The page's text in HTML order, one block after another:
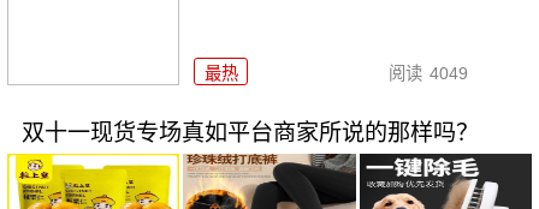
最热 阅读 4049
双十一现货专场真如平台商家所说的那样吗？